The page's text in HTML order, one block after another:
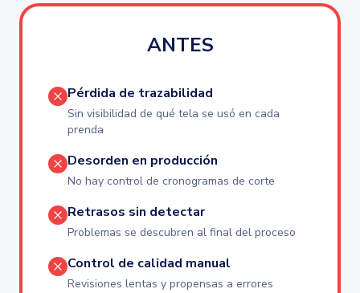
ANTES
Pérdida de trazabilidad
Sin visibilidad de qué tela se usó en cada
prenda
Desorden en producción
No hay control de cronogramas de corte
Retrasos sin detectar
Problemas se descubren al final del proceso
Control de calidad manual
Revisiones lentas y propensas a errores